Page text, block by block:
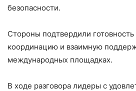
безопасности.
Стороны подтвердили
координацию и взаимную
международных площадках.
В ходе разговора лидеры с